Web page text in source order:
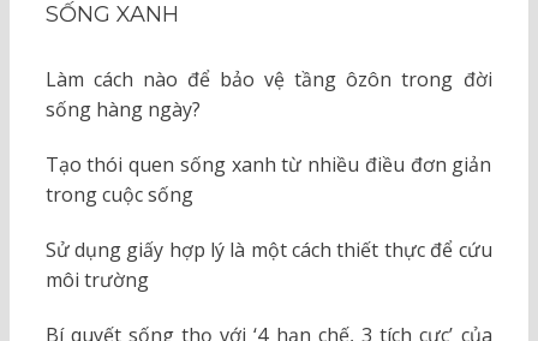
SỐNG XANH
Làm cách nào để bảo vệ tầng ôzôn trong đời
sống hàng ngày?
Tạo thói quen sống xanh từ nhiều điều đơn giản
trong cuộc sống
Sử dụng giấy hợp lý là một cách thiết thực để cứu
môi trường
Bí quyết sống thọ với ‘4 hạn chế, 3 tích cực’ của